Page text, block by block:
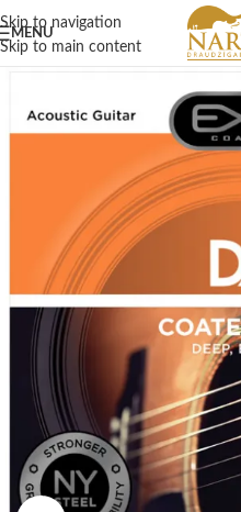
Skip to navigation
Skip to main content
MENU